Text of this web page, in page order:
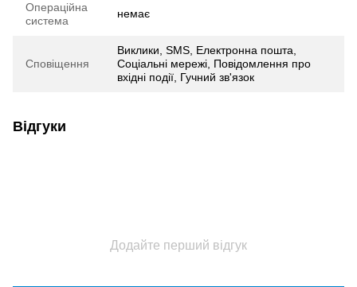
Операційна
система
немає
Сповіщення
Виклики, SMS, Електронна пошта,
Соціальні мережі, Повідомлення про
вхідні події, Гучний зв'язок
Відгуки
Додайте перший відгук